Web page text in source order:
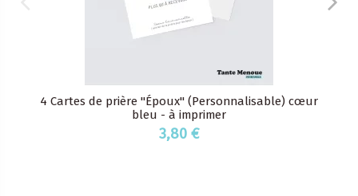
4 Cartes de prière "Époux" (Personnalisable) cœur
bleu - à imprimer
3,80 €